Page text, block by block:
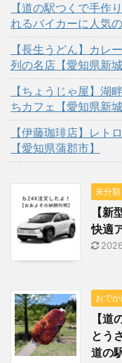
【道の駅つくで手作
れるバイカーに人気
【長生うどん】カレ
列の名店【愛知県新城
【ちょうじゃ屋】湖
ちカフェ【愛知県新城
【伊藤珈琲店】レト
【愛知県蒲郡市】
未分類
【
快適
おでか
【
とう
道の